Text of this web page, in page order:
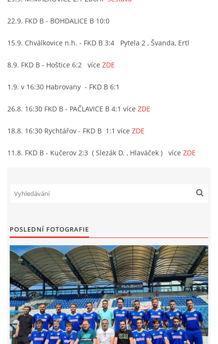
22.9. FKD B - BOHDALICE B 10:0
15.9. Chválkovice n.h. - FKD B 3:4 Pytela 2 , Švanda, Ertl
8.9. FKD B - Hoštice 6:2 více ZDE
1.9. v 16:30 Habrovany - FKD B 6:1
26.8. 16:30 FKD B - PAČLAVICE B 4:1 více ZDE
18.8. 16:30 Rychtářov - FKD B 1:1 více ZDE
11.8. FKD B - Kučerov 2:3 ( Slezák D. , Hlaváček ) více ZDE
POSLEDNÍ FOTOGRAFIE